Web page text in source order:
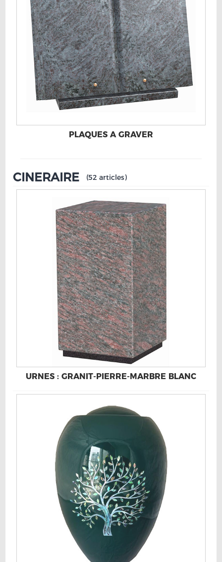
PLAQUES A GRAVER
CINERAIRE (52 articles)
URNES : GRANIT-PIERRE-MARBRE BLANC